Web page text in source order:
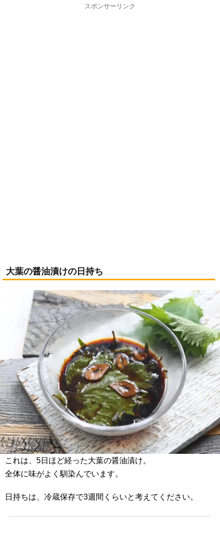
スポンサーリンク
大葉の醤油漬けの日持ち
これは、5日ほど経った大葉の醤油漬け。
全体に味がよく馴染んでいます。
日持ちは、冷蔵保存で3週間くらいと考えてください。